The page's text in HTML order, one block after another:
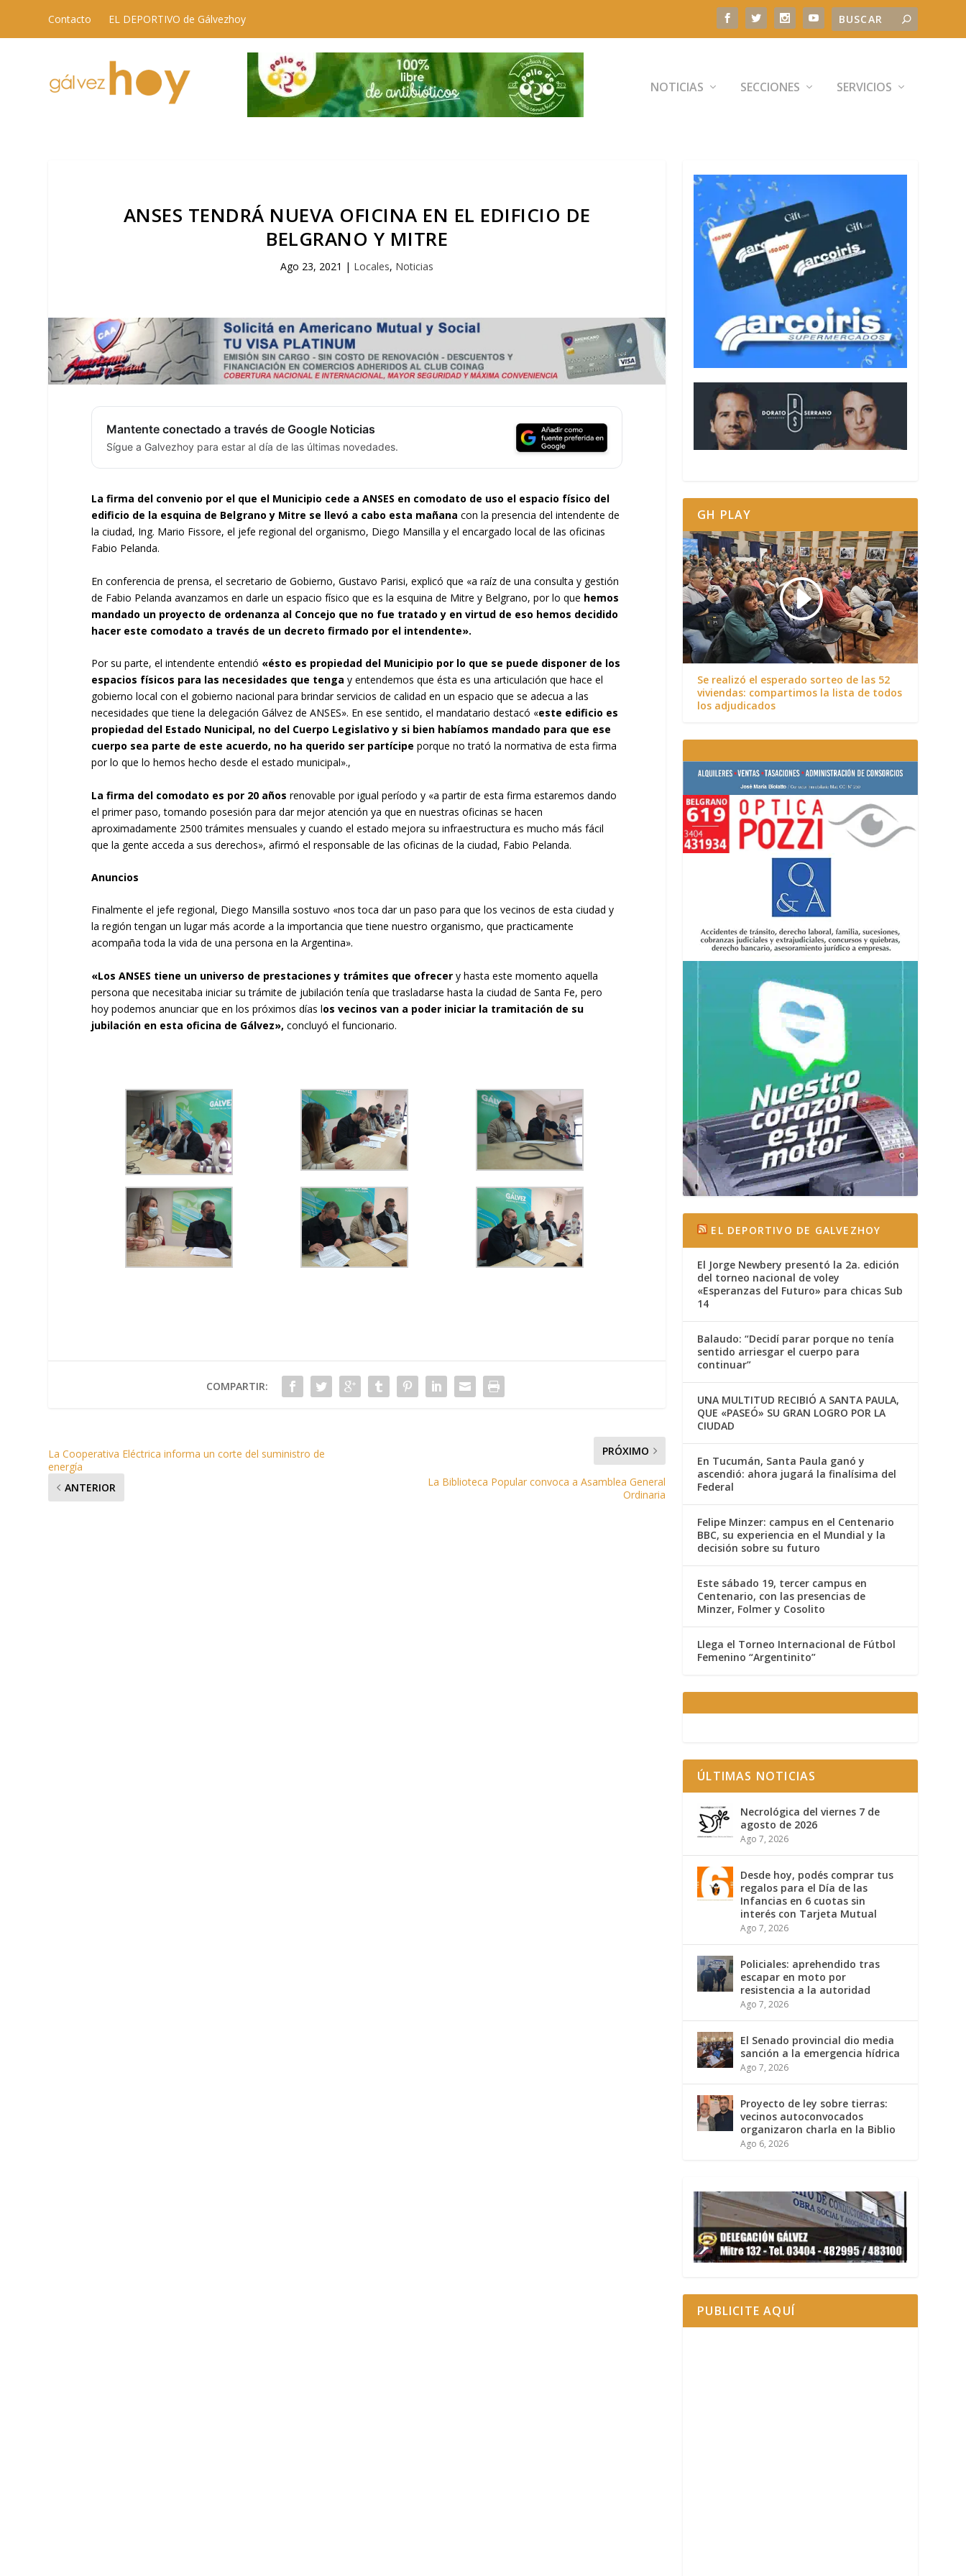
Contacto EL DEPORTIVO de Gálvezhoy
NOTICIAS SECCIONES SERVICIOS
ANSES TENDRÁ NUEVA OFICINA EN EL EDIFICIO DE
BELGRANO Y MITRE
Ago 23, 2021 | Locales, Noticias
Mantente conectado a través de Google Noticias
Sígue a Galvezhoy para estar al día de las últimas novedades.
La firma del convenio por el que el Municipio cede a ANSES en comodato de uso el espacio físico del
edificio de la esquina de Belgrano y Mitre se llevó a cabo esta mañana con la presencia del intendente de
la ciudad, Ing. Mario Fissore, el jefe regional del organismo, Diego Mansilla y el encargado local de las oficinas
Fabio Pelanda.
En conferencia de prensa, el secretario de Gobierno, Gustavo Parisi, explicó que «a raíz de una consulta y gestión
de Fabio Pelanda avanzamos en darle un espacio físico que es la esquina de Mitre y Belgrano, por lo que hemos
mandado un proyecto de ordenanza al Concejo que no fue tratado y en virtud de eso hemos decidido
hacer este comodato a través de un decreto firmado por el intendente».
Por su parte, el intendente entendió «ésto es propiedad del Municipio por lo que se puede disponer de los
espacios físicos para las necesidades que tenga y entendemos que ésta es una articulación que hace el
gobierno local con el gobierno nacional para brindar servicios de calidad en un espacio que se adecua a las
necesidades que tiene la delegación Gálvez de ANSES». En ese sentido, el mandatario destacó «este edificio es
propiedad del Estado Nunicipal, no del Cuerpo Legislativo y si bien habíamos mandado para que ese
cuerpo sea parte de este acuerdo, no ha querido ser partícipe porque no trató la normativa de esta firma
por lo que lo hemos hecho desde el estado municipal».,
La firma del comodato es por 20 años renovable por igual período y «a partir de esta firma estaremos dando
el primer paso, tomando posesión para dar mejor atención ya que en nuestras oficinas se hacen
aproximadamente 2500 trámites mensuales y cuando el estado mejora su infraestructura es mucho más fácil
que la gente acceda a sus derechos», afirmó el responsable de las oficinas de la ciudad, Fabio Pelanda.
Anuncios
Finalmente el jefe regional, Diego Mansilla sostuvo «nos toca dar un paso para que los vecinos de esta ciudad y
la región tengan un lugar más acorde a la importancia que tiene nuestro organismo, que practicamente
acompaña toda la vida de una persona en la Argentina».
«Los ANSES tiene un universo de prestaciones y trámites que ofrecer y hasta este momento aquella
persona que necesitaba iniciar su trámite de jubilación tenía que trasladarse hasta la ciudad de Santa Fe, pero
hoy podemos anunciar que en los próximos días los vecinos van a poder iniciar la tramitación de su
jubilación en esta oficina de Gálvez», concluyó el funcionario.
COMPARTIR:
La Cooperativa Eléctrica informa un corte del suministro de
energía
ANTERIOR
PRÓXIMO
La Biblioteca Popular convoca a Asamblea General
Ordinaria
GH PLAY
Se realizó el esperado sorteo de las 52
viviendas: compartimos la lista de todos
los adjudicados
EL DEPORTIVO DE GALVEZHOY
El Jorge Newbery presentó la 2a. edición
del torneo nacional de voley
«Esperanzas del Futuro» para chicas Sub
14
Balaudo: “Decidí parar porque no tenía
sentido arriesgar el cuerpo para
continuar”
UNA MULTITUD RECIBIÓ A SANTA PAULA,
QUE «PASEÓ» SU GRAN LOGRO POR LA
CIUDAD
En Tucumán, Santa Paula ganó y
ascendió: ahora jugará la finalísima del
Federal
Felipe Minzer: campus en el Centenario
BBC, su experiencia en el Mundial y la
decisión sobre su futuro
Este sábado 19, tercer campus en
Centenario, con las presencias de
Minzer, Folmer y Cosolito
Llega el Torneo Internacional de Fútbol
Femenino “Argentinito”
ÚLTIMAS NOTICIAS
Necrológica del viernes 7 de
agosto de 2026
Ago 7, 2026
Desde hoy, podés comprar tus
regalos para el Día de las
Infancias en 6 cuotas sin
interés con Tarjeta Mutual
Ago 7, 2026
Policiales: aprehendido tras
escapar en moto por
resistencia a la autoridad
Ago 7, 2026
El Senado provincial dio media
sanción a la emergencia hídrica
Ago 7, 2026
Proyecto de ley sobre tierras:
vecinos autoconvocados
organizaron charla en la Biblio
Ago 6, 2026
PUBLICITE AQUÍ